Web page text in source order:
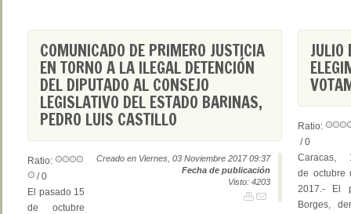
COMUNICADO DE PRIMERO JUSTICIA
EN TORNO A LA ILEGAL DETENCIÓN
DEL DIPUTADO AL CONSEJO
LEGISLATIVO DEL ESTADO BARINAS,
PEDRO LUIS CASTILLO
Creado en Viernes, 03 Noviembre 2017 09:37
Fecha de publicación
Visto: 4203
Ratio:
/ 0
El pasado 15
de octubre
JULIO
Ratio:
/ 0
Caracas,
de octubre
2017.- El
Borges,